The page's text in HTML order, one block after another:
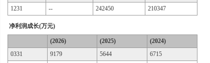
1231
-- 242450 210347
净利润成长(万元)
(2026) (2025)
(2024)
0331
9179 5644
6715